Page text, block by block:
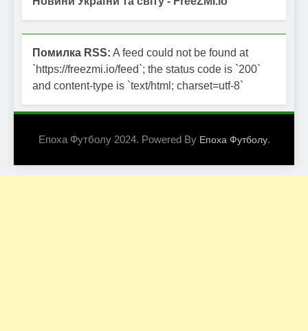
Помилка RSS: A feed could not be found at
`https://freezmi.io/feed`; the status code is `200`
and content-type is `text/html; charset=utf-8`
Епоха Футболу 2024. Powered By Епоха Футболу.